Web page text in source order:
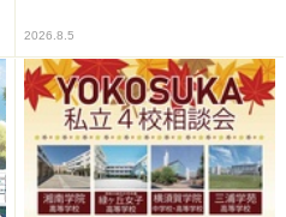
2026.8.5